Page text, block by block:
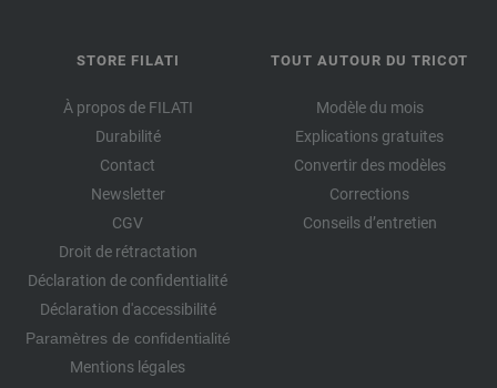
STORE FILATI
À propos de FILATI
Durabilité
Contact
Newsletter
CGV
Droit de rétractation
Déclaration de confidentialité
Déclaration d'accessibilité
Paramètres de confidentialité
Mentions légales
TOUT AUTOUR DU TRICOT
Modèle du mois
Explications gratuites
Convertir des modèles
Corrections
Conseils d’entretien